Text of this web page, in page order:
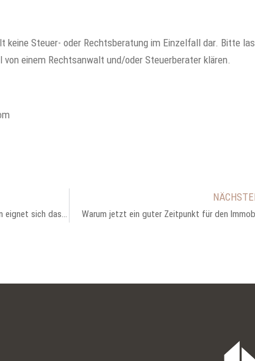
keine Steuer- oder Rechtsberatung im Einzelfall dar. Bitte
einem Rechtsanwalt und/oder Steuerberater klären.
Immobilienbewertung: Für welche Immobilien eignet sich das Vergleichswertverfahren? Warum jetzt ein guter Zeitpunkt für den